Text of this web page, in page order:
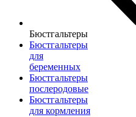
Бюстгальтеры
Бюстгальтеры
для
беременных
Бюстгальтеры
послеродовые
Бюстгальтеры
для кормления